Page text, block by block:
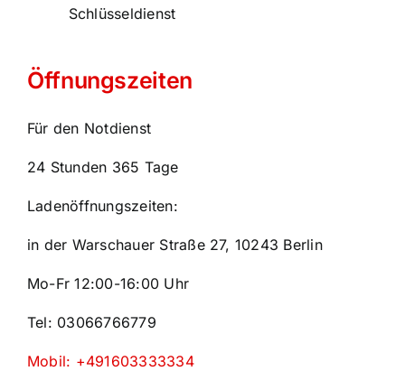
Schlüsseldienst
Öffnungszeiten
Für den Notdienst
24 Stunden 365 Tage
Ladenöffnungszeiten:
in der Warschauer Straße 27, 10243 Berlin
Mo-Fr 12:00-16:00 Uhr
Tel: 03066766779
Mobil: +491603333334